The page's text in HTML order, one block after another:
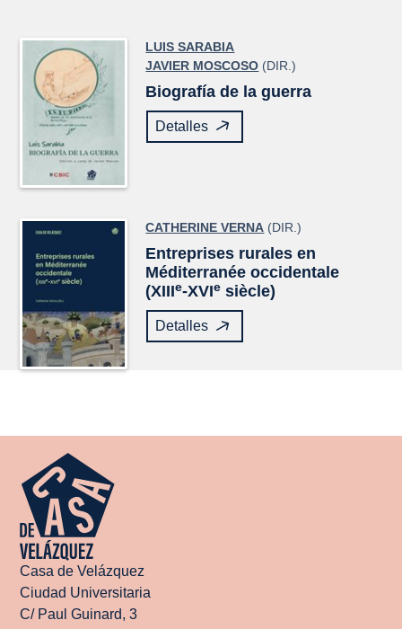
LUIS SARABIA
JAVIER MOSCOSO (DIR.)
Biografía de la guerra
Detalles
CATHERINE VERNA (DIR.)
Entreprises rurales en
Méditerranée occidentale
(XIIIe-XVIe siècle)
Detalles
Casa de Velázquez
Ciudad Universitaria
C/ Paul Guinard, 3